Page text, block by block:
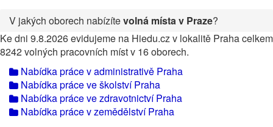
V jakých oborech nabízítevolná místa v Praze?
Ke dni 9.8.2026 evidujeme na Hiedu.cz v lokalitě Praha celkem
8242 volných pracovních míst v 16 oborech.
Nabídka práce v administrativě Praha
Nabídka práce ve školství Praha
Nabídka práce ve zdravotnictví Praha
Nabídka práce v zemědělství Praha